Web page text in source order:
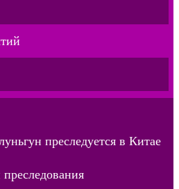
преследуется в Китае